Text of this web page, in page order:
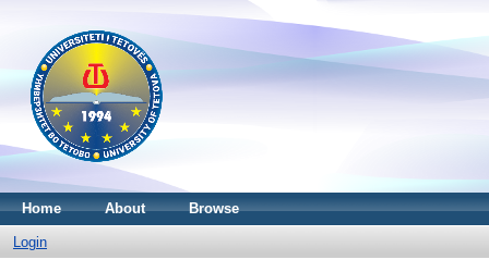
Home About Browse
Login